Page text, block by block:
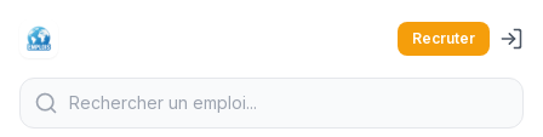
Recruter